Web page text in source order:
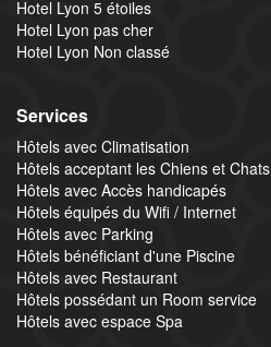
Hotel Lyon 5 étoiles
Hotel Lyon pas cher
Hotel Lyon Non classé
Services
Hôtels avec Climatisation
Hôtels acceptant les Chiens et Chats
Hôtels avec Accès handicapés
Hôtels équipés du Wifi / Internet
Hôtels avec Parking
Hôtels bénéficiant d'une Piscine
Hôtels avec Restaurant
Hôtels possédant un Room service
Hôtels avec espace Spa